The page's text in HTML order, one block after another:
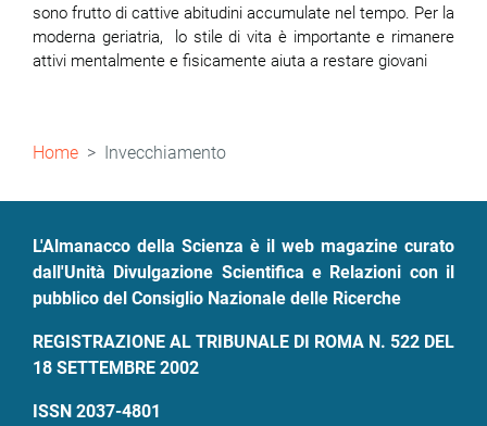
sono frutto di cattive abitudini accumulate nel tempo. Per la
moderna geriatria, lo stile di vita è importante e rimanere
attivi mentalmente e fisicamente aiuta a restare giovani
Briciole
Home Invecchiamento
L'Almanacco della Scienza è il web magazine curato
dall'Unità Divulgazione Scientifica e Relazioni con il
pubblico del Consiglio Nazionale delle Ricerche
REGISTRAZIONE AL TRIBUNALE DI ROMA N. 522 DEL
18 SETTEMBRE 2002
ISSN 2037-4801